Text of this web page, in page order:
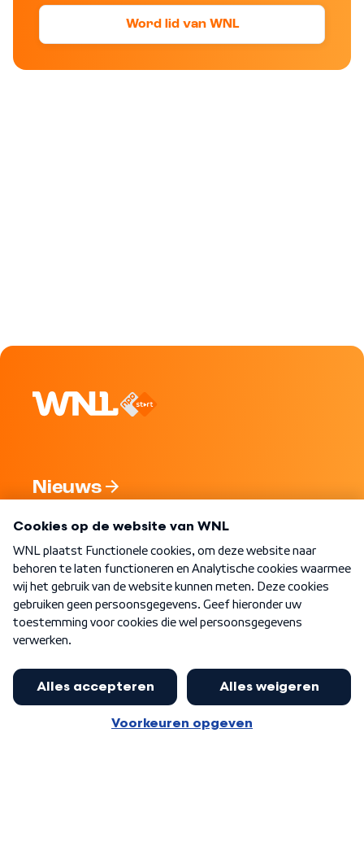
Word lid van WNL
Nieuws
Nieuwsbrief
Word Lid